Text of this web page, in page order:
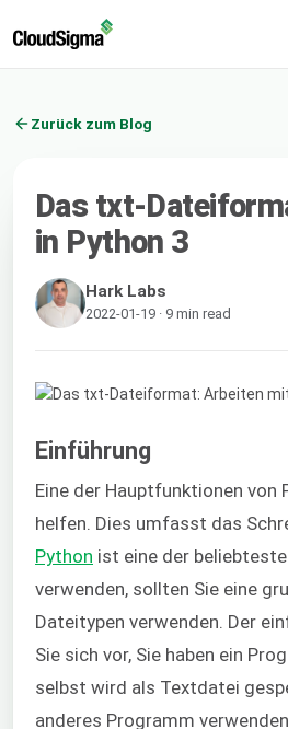
Zurück zum Blog
Das txt-
in Python 3
Hark Labs
2022-01-19 · 9 min read
Einführung
Eine der Hauptfunktionen
helfen. Dies umfasst das
Python ist eine der
verwenden, sollten Sie eine
Dateitypen verwenden. Der
Sie sich vor, Sie haben ein
selbst wird als Textdatei
anderes Programm